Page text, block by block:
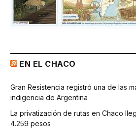
EN EL CHACO
Gran Resistencia registró una de las
indigencia de Argentina
La privatización de rutas en Chaco
4.259 pesos